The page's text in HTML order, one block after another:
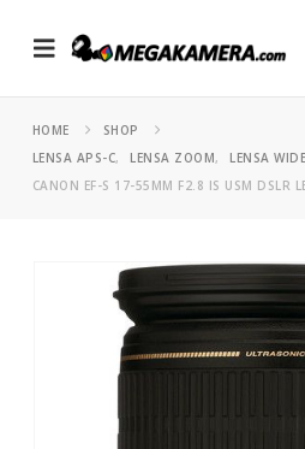
HOME
SHOP
LENSA APS-C, LENSA ZOOM, LENSA
CANON EF-S 17-55MM F2.8 IS USM DSLR